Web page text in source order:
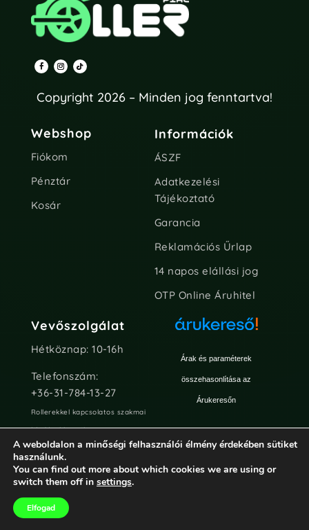
Copyright 2026 – Minden jog fenntartva!
Webshop
Fiókom
Pénztár
Kosár
Információk
ÁSZF
Adatkezelési
Tájékoztató
Garancia
Reklamációs Űrlap
14 napos elállási jog
OTP Online Áruhitel
Vevőszolgálat
Hétköznap: 10-16h
Telefonszám:
+36-31-784-13-27
Rollerekkel kapcsolatos szakmai
kérdésekben Chaten vagy e-
mailen keresztül keressetek
minket!
info@rollerpiac.hu
Árak és paraméterek
összehasonlítása az
Árukeresőn
A weboldalon a minőségi felhasználói élmény érdekében sütiket
használunk.
You can find out more about which cookies we are using or
switch them off in settings.
Elfogad